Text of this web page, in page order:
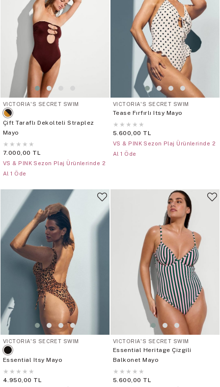
VICTORIA'S SECRET SWIM
Çift Taraflı Dekolteli Straplez
Mayo
★ ★ ★ ★ ★
7.000,00 TL
VS & PINK Sezon Plaj Ürünlerinde 2
Al 1 Öde
VICTORIA'S SECRET SWIM
Tease Fırfırlı Itsy Mayo
★ ★ ★ ★ ★
5.600,00 TL
VS & PINK Sezon Plaj Ürünlerinde 2
Al 1 Öde
VICTORIA'S SECRET SWIM
Essential Itsy Mayo
★ ★ ★ ★ ★
4.950,00 TL
VICTORIA'S SECRET SWIM
Essential Heritage Çizgili
Balkonet Mayo
★ ★ ★ ★ ★
5.600,00 TL